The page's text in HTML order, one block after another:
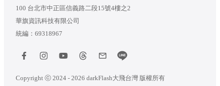
100 台北市中正區信義路二段15號4樓之2
華旗資訊科技有限公司
統編：69318967
Copyright ⓒ 2024 - 2026 darkFlash大飛台灣 版權所有